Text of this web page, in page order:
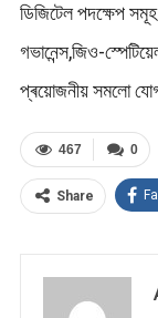
ডিজিটেল পদক্ষেপ
গভানেন্স,জিও-
প্ৰয়োজনীয় সমলো
0
467
Share